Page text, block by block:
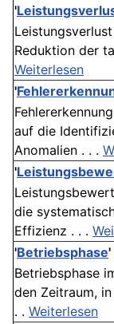
'
Reduktion der
Weiterlesen
'
auf die
Anomalien . . .
'
die
Effizienz . . .
'Betriebsphase'
Betriebsphase
den Zeitraum,
. . Weiterlesen